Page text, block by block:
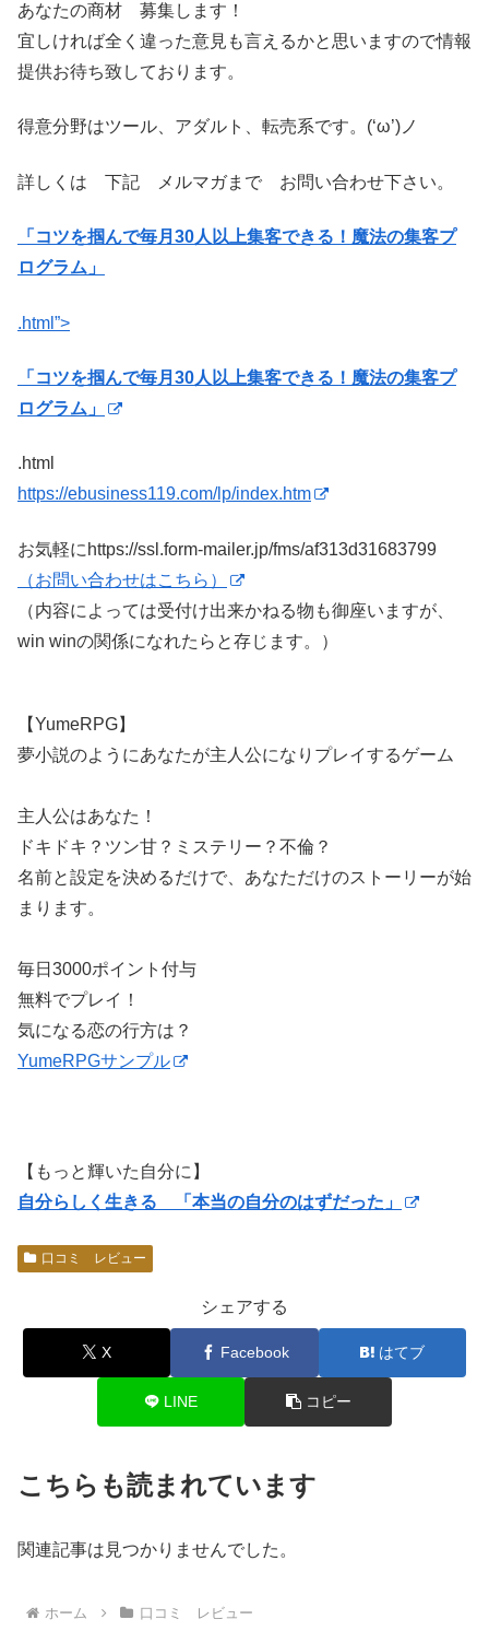
あなたの商材 募集します！
宜しければ全く違った意見も言えるかと思いますので情報
提供お待ち致しております。
得意分野はツール、アダルト、転売系です。(‘ω’)ノ
詳しくは 下記 メルマガまで お問い合わせ下さい。
「コツを掴んで毎月30人以上集客できる！魔法の集客プ
ログラム」
.html”>
「コツを掴んで毎月30人以上集客できる！魔法の集客プ
ログラム」
.html
https://ebusiness119.com/lp/index.htm
お気軽にhttps://ssl.form-mailer.jp/fms/af313d31683799
（お問い合わせはこちら）
（内容によっては受付け出来かねる物も御座いますが、
win winの関係になれたらと存じます。）
【YumeRPG】
夢小説のようにあなたが主人公になりプレイするゲーム
主人公はあなた！
ドキドキ？ツン甘？ミステリー？不倫？
名前と設定を決めるだけで、あなただけのストーリーが始
まります。
毎日3000ポイント付与
無料でプレイ！
気になる恋の行方は？
YumeRPGサンプル
【もっと輝いた自分に】
自分らしく生きる 「本当の自分のはずだった」
口コミ レビュー
シェアする
X Facebook はてブ
LINE コピー
こちらも読まれています
関連記事は見つかりませんでした。
ホーム 口コミ レビュー